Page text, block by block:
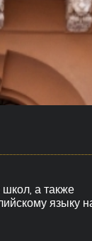
школ, а также
языку